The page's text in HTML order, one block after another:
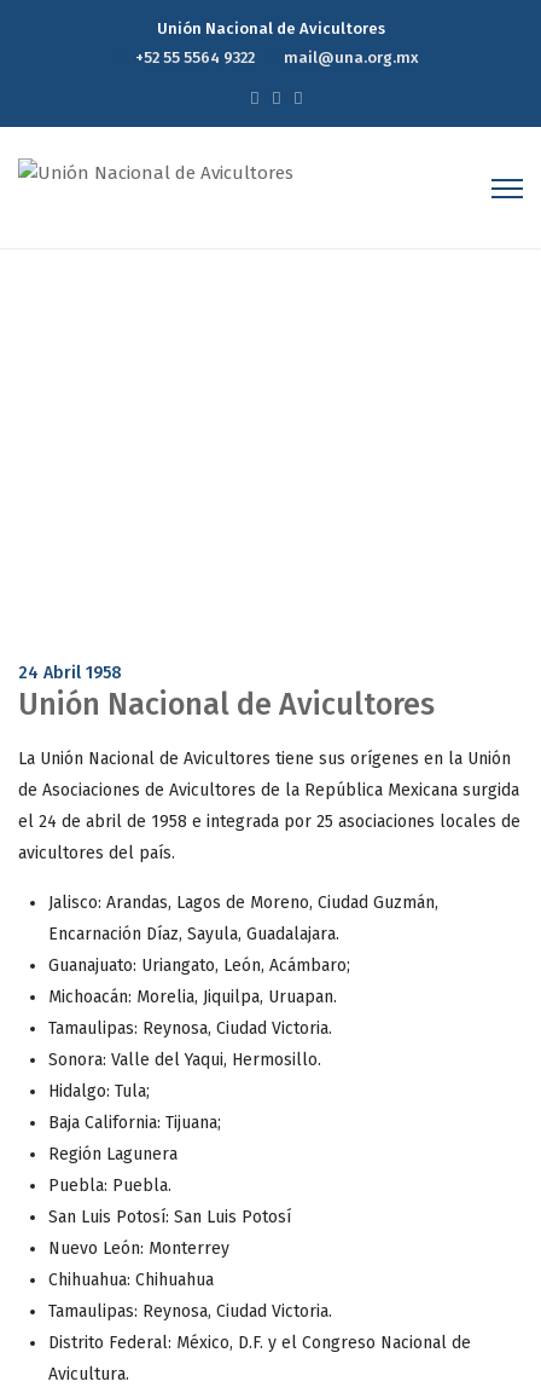
Unión Nacional de Avicultores
+52 55 5564 9322
mail@una.org.mx
24 Abril 1958
Unión Nacional de Avicultores
La Unión Nacional de Avicultores tiene sus orígenes en la Unión
de Asociaciones de Avicultores de la República Mexicana surgida
el 24 de abril de 1958 e integrada por 25 asociaciones locales de
avicultores del país.
Jalisco: Arandas, Lagos de Moreno, Ciudad Guzmán,
Encarnación Díaz, Sayula, Guadalajara.
Guanajuato: Uriangato, León, Acámbaro;
Michoacán: Morelia, Jiquilpa, Uruapan.
Tamaulipas: Reynosa, Ciudad Victoria.
Sonora: Valle del Yaqui, Hermosillo.
Hidalgo: Tula;
Baja California: Tijuana;
Región Lagunera
Puebla: Puebla.
San Luis Potosí: San Luis Potosí
Nuevo León: Monterrey
Chihuahua: Chihuahua
Tamaulipas: Reynosa, Ciudad Victoria.
Distrito Federal: México, D.F. y el Congreso Nacional de
Avicultura.